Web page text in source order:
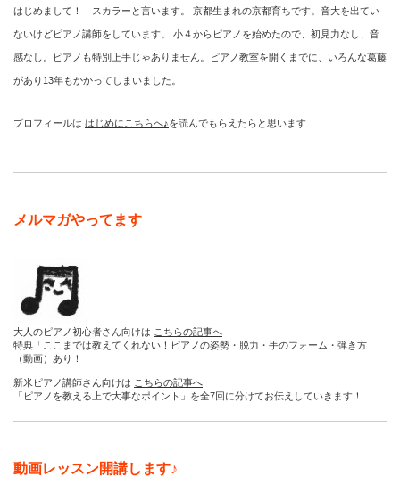
はじめまして！ スカラーと言います。 京都生まれの京都育ちです。音大を出てい
ないけどピアノ講師をしています。 小４からピアノを始めたので、初見力なし、音
感なし。ピアノも特別上手じゃありません。ピアノ教室を開くまでに、いろんな葛藤
があり13年もかかってしまいました。
プロフィールは はじめにこちらへ♪を読んでもらえたらと思います
メルマガやってます
大人のピアノ初心者さん向けは こちらの記事へ
特典「ここまでは教えてくれない！ピアノの姿勢・脱力・手のフォーム・弾き方」
（動画）あり！
新米ピアノ講師さん向けは こちらの記事へ
「ピアノを教える上で大事なポイント」を全7回に分けてお伝えしていきます！
動画レッスン開講します♪